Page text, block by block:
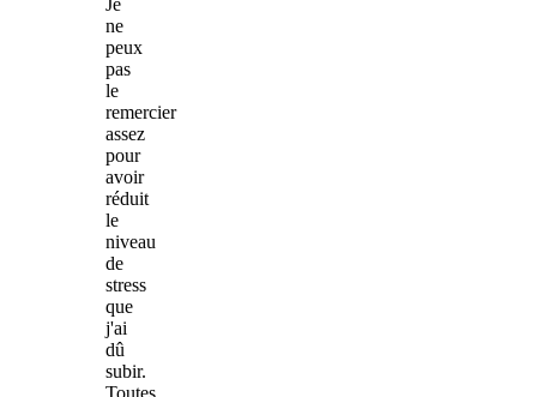
ne
peux
pas
le
remercier
assez
pour
avoir
réduit
le
niveau
de
stress
que
j'ai
dû
subir.
Toutes